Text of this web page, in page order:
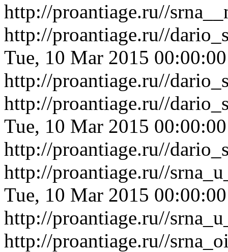
http://proantiage.ru//
http://proantiage.ru//
Tue, 10 Mar 2015
http://proantiage.ru//
http://proantiage.ru//
Tue, 10 Mar 2015
http://proantiage.ru//
http://proantiage.ru//
Tue, 10 Mar 2015
http://proantiage.ru//
http://proantiage.ru//